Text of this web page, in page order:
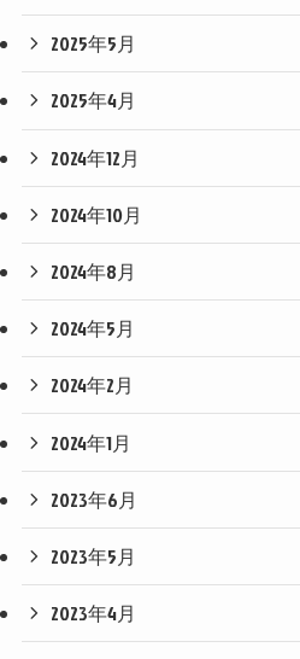
2025年5月
2025年4月
2024年12月
2024年10月
2024年8月
2024年5月
2024年2月
2024年1月
2023年6月
2023年5月
2023年4月